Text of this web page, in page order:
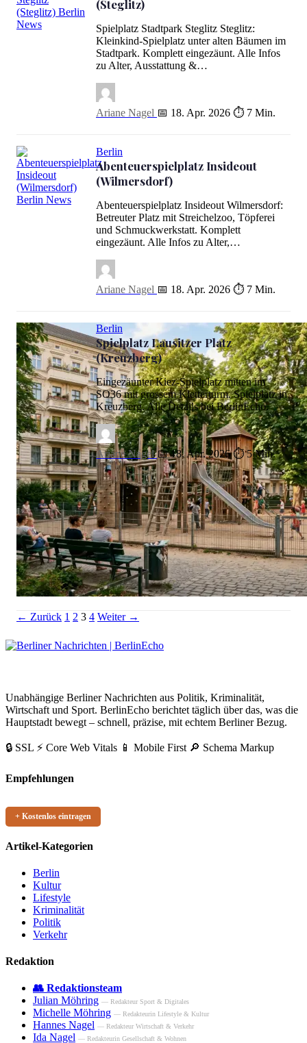
Spielplatz Stadtpark Steglitz (Steglitz)
(Steglitz)
Spielplatz Stadtpark Steglitz Steglitz:
Kleinkind-Spielplatz unter alten Bäumen im
Stadtpark. Komplett eingezäunt. Alle Infos
zu Alter, Ausstattung &…
Ariane Nagel 📅 18. Apr. 2026 ⏱ 7 Min.
Abenteuerspielplatz Insideout (Wilmersdorf)
Berlin
Abenteuerspielplatz Insideout
(Wilmersdorf)
Abenteuerspielplatz Insideout Wilmersdorf:
Betreuter Platz mit Streichelzoo, Töpferei
und Schmuckwerkstatt. Komplett
eingezäunt. Alle Infos zu Alter,…
Ariane Nagel 📅 18. Apr. 2026 ⏱ 7 Min.
Berlin
Spielplatz Lausitzer Platz
(Kreuzberg)
Eingezäunter Kiez-Spielplatz mitten im
SO36 mit grossem Kletterturm. Spielplatz in
Kreuzberg. Alle Details bei BerlinEcho.
Ariane Nagel 📅 18. Apr. 2026 ⏱ 5 Min.
Seitennummerierung
der
Beiträge
← Zurück 1 Link
2 Link
3 4Link
Weiter →
Unabhängige Berliner Nachrichten aus Politik, Kriminalität,
Wirtschaft und Sport. BerlinEcho berichtet täglich über das, was die
Hauptstadt bewegt – schnell, präzise, mit echtem Berliner Bezug.
🔒 SSL ⚡ Core Web Vitals 📱 Mobile First 🔎 Schema Markup
Empfehlungen
+ Kostenlos eintragen
Artikel-Kategorien
Berlin
Kultur
Lifestyle
Kriminalität
Politik
Verkehr
Redaktion
👥 Redaktionsteam
Julian Möhring — Redakteur Sport & Digitales
Michelle Möhring — Redakteurin Lifestyle & Kultur
Hannes Nagel — Redakteur Wirtschaft & Verkehr
Ida Nagel — Redakteurin Gesellschaft & Wohnen